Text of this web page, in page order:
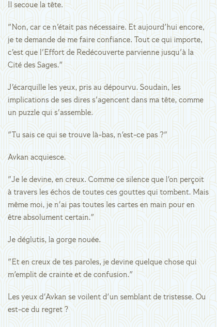
Il secoue la tête.
"Non, car ce n'était pas nécessaire. Et aujourd'hui encore,
je te demande de me faire confiance. Tout ce qui importe,
c'est que l'Effort de Redécouverte parvienne jusqu'à la
Cité des Sages."
J'écarquille les yeux, pris au dépourvu. Soudain, les
implications de ses dires s'agencent dans ma tête, comme
un puzzle qui s'assemble.
"Tu sais ce qui se trouve là-bas, n'est-ce pas ?"
Avkan acquiesce.
"Je le devine, en creux. Comme ce silence que l'on perçoit
à travers les échos de toutes ces gouttes qui tombent. Mais
même moi, je n'ai pas toutes les cartes en main pour en
être absolument certain."
Je déglutis, la gorge nouée.
"Et en creux de tes paroles, je devine quelque chose qui
m'emplit de crainte et de confusion."
Les yeux d'Avkan se voilent d'un semblant de tristesse. Ou
est-ce du regret ?